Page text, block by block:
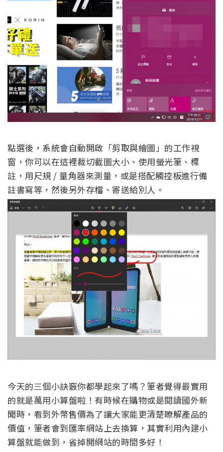
點選後，系統會自動開啟「剪取與繪圖」的工作視
窗，你可以在這裡裁切截圖大小、使用螢光筆、標
註，用尺規 / 量角器來測量，或是搭配觸控板進行備
註書寫等，然後另外存檔、寄送給別人。
今天的三個小訣竅你都學起來了嗎？筆者覺得最實用
的就是萬用小算盤啦！有時候在購物或是閱讀國外新
聞時，看到外幣售價為了讓大家能更清楚瞭解產品的
價值，筆者會到匯率網站上去換算，其實利用內建小
算盤就能做到，省掉開網站的時間多好！